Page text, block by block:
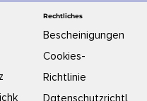
Rechtliches
Bescheinigungen
Cookies-
Richtlinie
Datenschutzrichtl